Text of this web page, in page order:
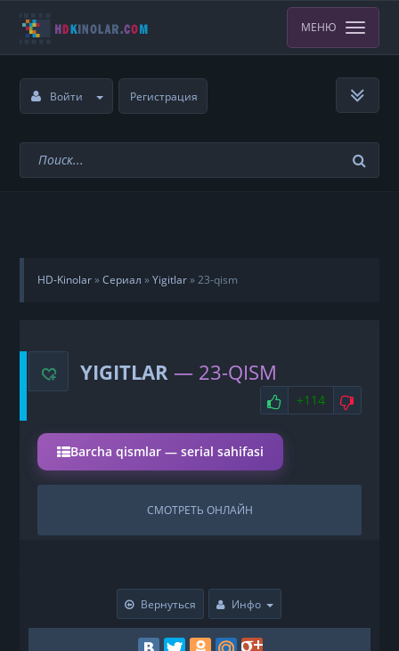
МЕНЮ
Войти Регистрация
HD-Kinolar»Сериал »Yigitlar»23-qism
YIGITLAR — 23-QISM
НРАВИТСЯ
+114 НЕ
Barcha qismlar — serial sahifasi
СМОТРЕТЬ ОНЛАЙН
Вернуться Инфо